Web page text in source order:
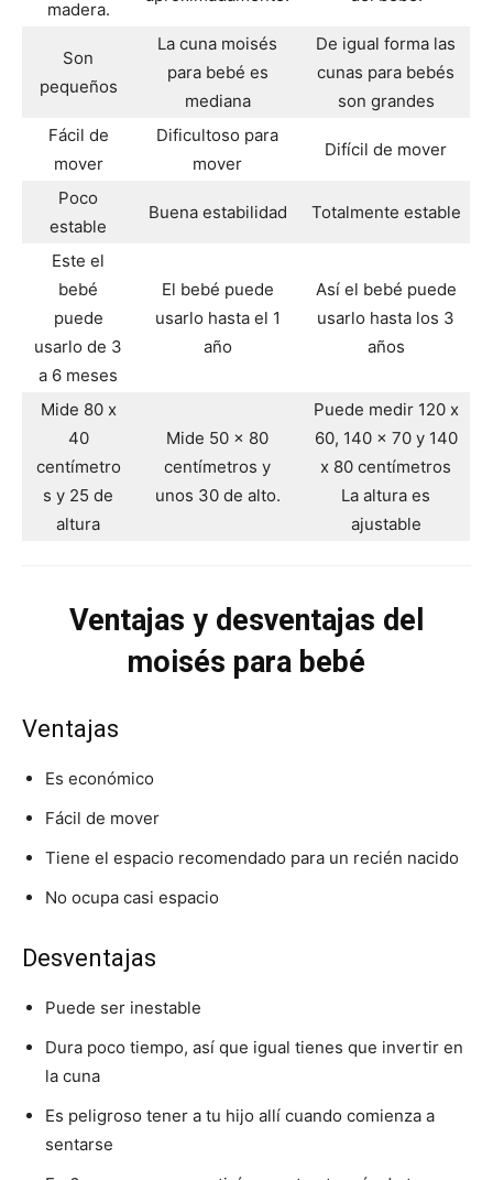
madera.
Son
pequeños
La cuna moisés
para bebé es
mediana
De igual forma las
cunas para bebés
son grandes
Fácil de
mover
Dificultoso para
mover
Difícil de mover
Poco
estable
Buena estabilidad Totalmente estable
Este el
bebé
puede
usarlo de 3
a 6 meses
El bebé puede
usarlo hasta el 1
año
Así el bebé puede
usarlo hasta los 3
años
Mide 80 x
40
centímetro
s y 25 de
altura
Mide 50 x 80
centímetros y
unos 30 de alto.
Puede medir 120 x
60, 140 x 70 y 140
x 80 centímetros
La altura es
ajustable
Ventajas y desventajas del
moisés para bebé
Ventajas
Es económico
Fácil de mover
Tiene el espacio recomendado para un recién nacido
No ocupa casi espacio
Desventajas
Puede ser inestable
Dura poco tiempo, así que igual tienes que invertir en
la cuna
Es peligroso tener a tu hijo allí cuando comienza a
sentarse